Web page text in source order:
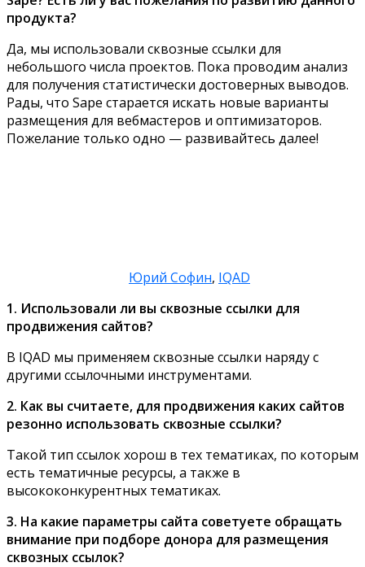
продукта?
Да, мы использовали сквозные ссылки для
небольшого числа проектов. Пока проводим анализ
для получения статистически достоверных выводов.
Рады, что Sape старается искать новые варианты
размещения для вебмастеров и оптимизаторов.
Пожелание только одно — развивайтесь далее!
Юрий Софин, IQAD
1. Использовали ли вы сквозные ссылки для
продвижения сайтов?
В IQAD мы применяем сквозные ссылки наряду с
другими ссылочными инструментами.
2. Как вы считаете, для продвижения каких сайтов
резонно использовать сквозные ссылки?
Такой тип ссылок хорош в тех тематиках, по которым
есть тематичные ресурсы, а также в
высококонкурентных тематиках.
3. На какие параметры сайта советуете обращать
внимание при подборе донора для размещения
сквозных ссылок?